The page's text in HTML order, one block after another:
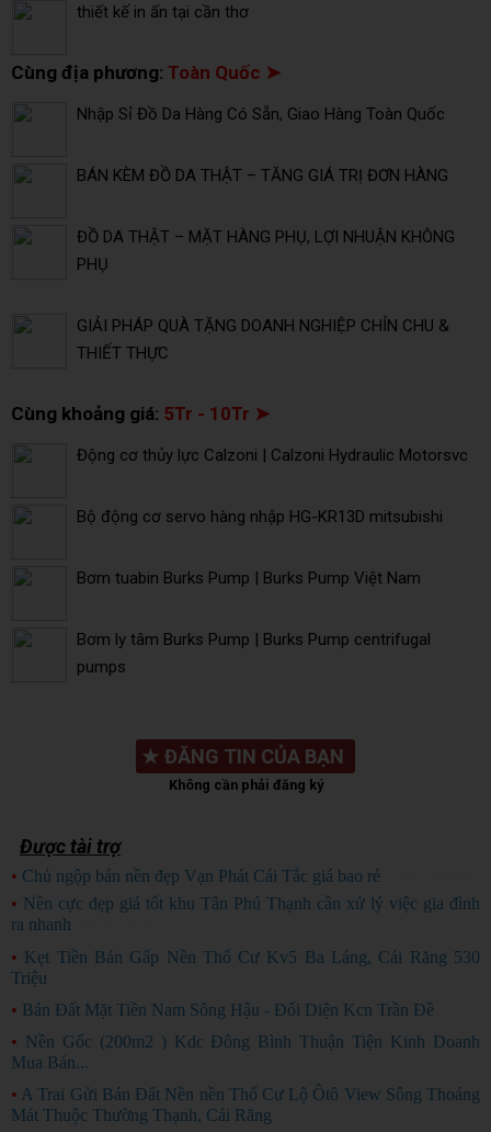
thiết kế in ấn tại cần thơ
Cùng địa phương: Toàn Quốc ➤
Nhập Sỉ Đồ Da Hàng Có Sẵn, Giao Hàng Toàn Quốc
BÁN KÈM ĐỒ DA THẬT – TĂNG GIÁ TRỊ ĐƠN HÀNG
ĐỒ DA THẬT – MẶT HÀNG PHỤ, LỢI NHUẬN KHÔNG
PHỤ
GIẢI PHÁP QUÀ TẶNG DOANH NGHIỆP CHỈN CHU &
THIẾT THỰC
Cùng khoảng giá: 5Tr - 10Tr ➤
Động cơ thủy lực Calzoni | Calzoni Hydraulic Motorsvc
Bộ động cơ servo hàng nhập HG-KR13D mitsubishi
Bơm tuabin Burks Pump | Burks Pump Việt Nam
Bơm ly tâm Burks Pump | Burks Pump centrifugal
pumps
★ ĐĂNG TIN CỦA BẠN
Không cần phải đăng ký
Được tài trợ
• Chủ ngộp bán nền đẹp Vạn Phát Cái Tắc giá bao rẻ
• Nền cực đẹp giá tốt khu Tân Phú Thạnh cần xử lý việc gia đình
ra nhanh
• Kẹt Tiền Bán Gấp Nền Thổ Cư Kv5 Ba Láng, Cái Răng 530
Triệu
• Bán Đất Mặt Tiền Nam Sông Hậu - Đối Diện Kcn Trần Đề
• Nền Gốc (200m2 ) Kdc Đông Bình Thuận Tiện Kinh Doanh
Mua Bán...
• A Trai Gửi Bán Đất Nền nền Thổ Cư Lộ Ôtô View Sông Thoáng
Mát Thuộc Thường Thạnh, Cái Răng